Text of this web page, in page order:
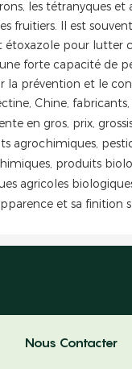
les tétranyques et
fruitiers. Il est
étoxazole pour lutter
forte capacité de
la prévention et le
Chine, fabricants,
en gros, prix,
agrochimiques,
produits
agricoles
et sa finition
Nous Contacter